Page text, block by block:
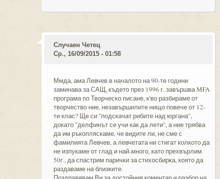
Случаен Четец
Ср., 16/09/2015 - 01:58
Ммда, ама Левчев в началото на 90-те години
заминава за САЩ, където през 1996 г. завършва MFA
програма по Творческо писане, к'во разбираме от
творчество ние, незавършилите нищо повече от 12-
ти клас? Ще си "подскачат рибите над юргана",
докато "делфинът се учи как да лети", а ние трябва
да им ръкопляскаме, че видите ли, не сме с
фамилията Левчев, а левчетата ни стигат колкото да
не изпукаме от глад и най-много, като прехвърлим
50г., да спастрим парички за стихосбирка, която да
раздаваме на близките.